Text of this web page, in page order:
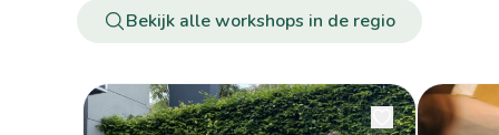
Bekijk alle workshops in de regio